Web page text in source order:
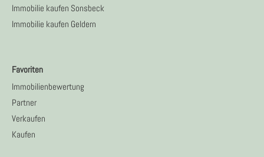
Immobilie kaufen Sonsbeck
Immobilie kaufen Geldern
Favoriten
Immobilienbewertung
Partner
Verkaufen
Kaufen